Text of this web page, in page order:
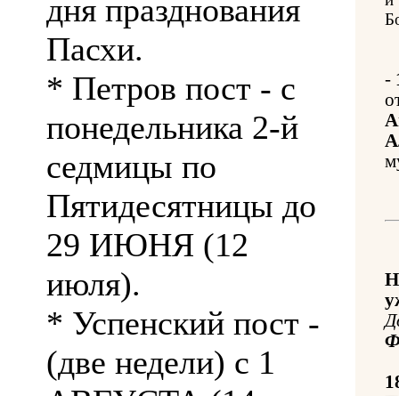
дня празднования
Пасхи.
* Петров пост - с
понедельника 2-й
седмицы по
Пятидесятницы до
29 ИЮНЯ (12
июля).
* Успенский пост -
(две недели) с 1
-